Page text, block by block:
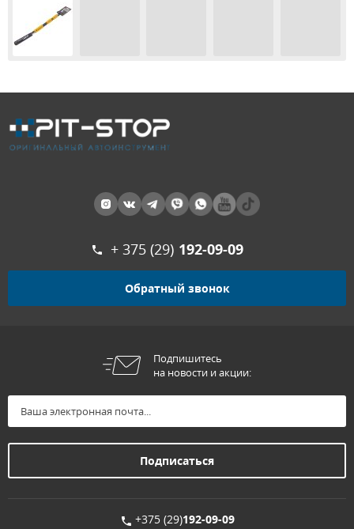
+ 375 (29) 192-09-09
Обратный звонок
Подпишитесь
на новости и акции:
+375 (29)192-09-09